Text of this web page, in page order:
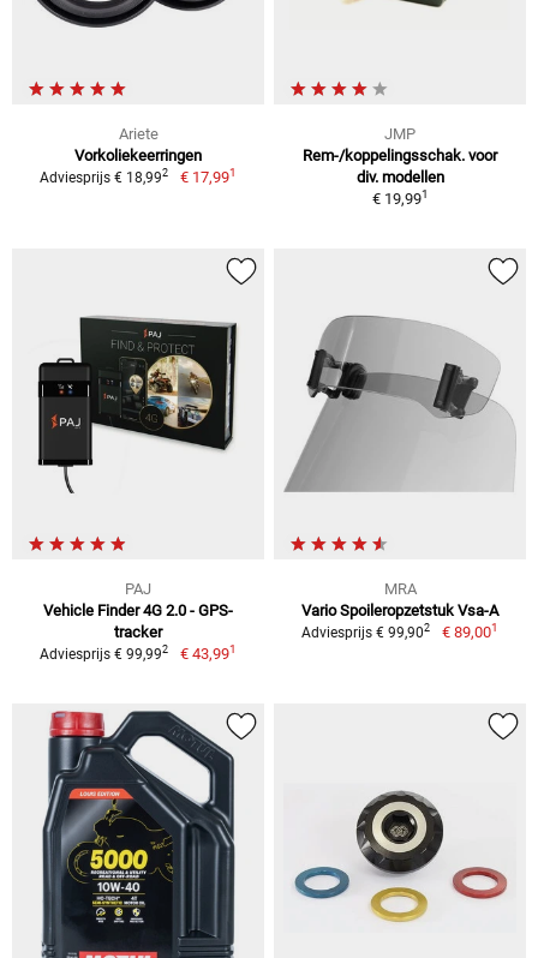
Ariete
Vorkoliekeerringen
Adviesprijs € 18,992 € 17,991
JMP
Rem-/koppelingsschak. voor
div. modellen
€ 19,991
PAJ
Vehicle Finder 4G 2.0 - GPS-
tracker
Adviesprijs € 99,992 € 43,991
MRA
Vario Spoileropzetstuk Vsa-A
Adviesprijs € 99,902 € 89,001